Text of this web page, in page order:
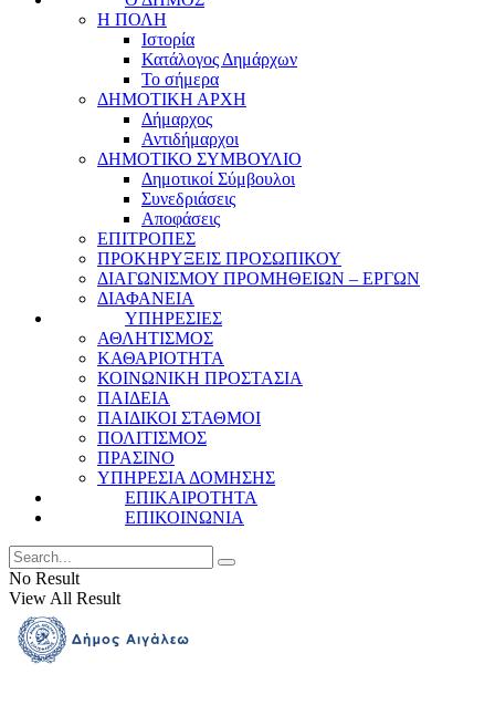
Η ΠΟΛΗ
Ιστορία
Κατάλογος Δημάρχων
Το σήμερα
ΔΗΜΟΤΙΚΗ ΑΡΧΗ
Δήμαρχος
Αντιδήμαρχοι
ΔΗΜΟΤΙΚΟ ΣΥΜΒΟΥΛΙΟ
Δημοτικοί Σύμβουλοι
Συνεδριάσεις
Αποφάσεις
ΕΠΙΤΡΟΠΕΣ
ΠΡΟΚΗΡΥΞΕΙΣ ΠΡΟΣΩΠΙΚΟΥ
ΔΙΑΓΩΝΙΣΜΟΥ ΠΡΟΜΗΘΕΙΩΝ – ΕΡΓΩΝ
ΔΙΑΦΑΝΕΙΑ
ΥΠΗΡΕΣΙΕΣ
ΑΘΛΗΤΙΣΜΟΣ
ΚΑΘΑΡΙΟΤΗΤΑ
ΚΟΙΝΩΝΙΚΗ ΠΡΟΣΤΑΣΙΑ
ΠΑΙΔΕΙΑ
ΠΑΙΔΙΚΟΙ ΣΤΑΘΜΟΙ
ΠΟΛΙΤΙΣΜΟΣ
ΠΡΑΣΙΝΟ
ΥΠΗΡΕΣΙΑ ΔΟΜΗΣΗΣ
ΕΠΙΚΑΙΡΟΤΗΤΑ
ΕΠΙΚΟΙΝΩΝΙΑ
No Result
View All Result